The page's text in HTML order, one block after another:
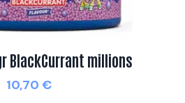
gr BlackCurrant millions
10,70 €